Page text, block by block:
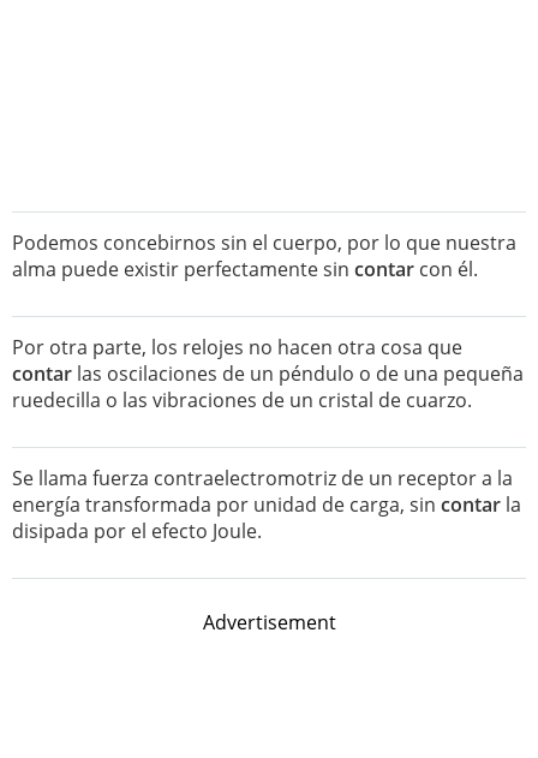
Podemos concebirnos sin el cuerpo, por lo que nuestra
alma puede existir perfectamente sin contar con él.
Por otra parte, los relojes no hacen otra cosa que
contar las oscilaciones de un péndulo o de una pequeña
ruedecilla o las vibraciones de un cristal de cuarzo.
Se llama fuerza contraelectromotriz de un receptor a la
energía transformada por unidad de carga, sin contar la
disipada por el efecto Joule.
Advertisement